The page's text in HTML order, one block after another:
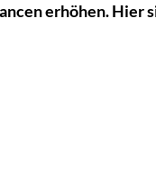
erhöhen. Hier